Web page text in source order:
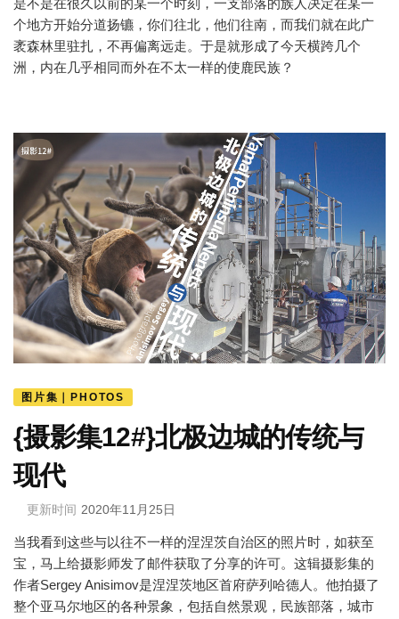
是不是在很久以前的某一个时刻，一支部落的族人决定在某一
个地方开始分道扬镳，你们往北，他们往南，而我们就在此广
袤森林里驻扎，不再偏离远走。于是就形成了今天横跨几个
洲，内在几乎相同而外在不太一样的使鹿民族？
图片集｜PHOTOS
{摄影集12#}北极边城的传统与
现代
更新时间 2020年11月25日
当我看到这些与以往不一样的涅涅茨自治区的照片时，如获至
宝，马上给摄影师发了邮件获取了分享的许可。这辑摄影集的
作者Sergey Anisimov是涅涅茨地区首府萨列哈德人。他拍摄了
整个亚马尔地区的各种景象，包括自然景观，民族部落，城市